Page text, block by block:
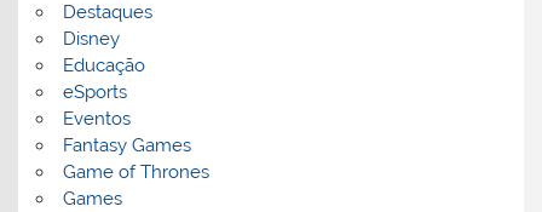
Destaques
Disney
Educação
eSports
Eventos
Fantasy Games
Game of Thrones
Games